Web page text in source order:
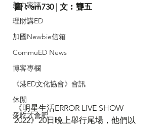
新力家評
理財講ED
加國Newbie信箱
CommuED News
博客專欄
《港ED文化協會》會訊
休閒
愛吃才會肥
圖︰am730 | 文︰聾五
《明星生活ERROR LIVE SHOW
2022》20日晚上舉行尾場，他們以